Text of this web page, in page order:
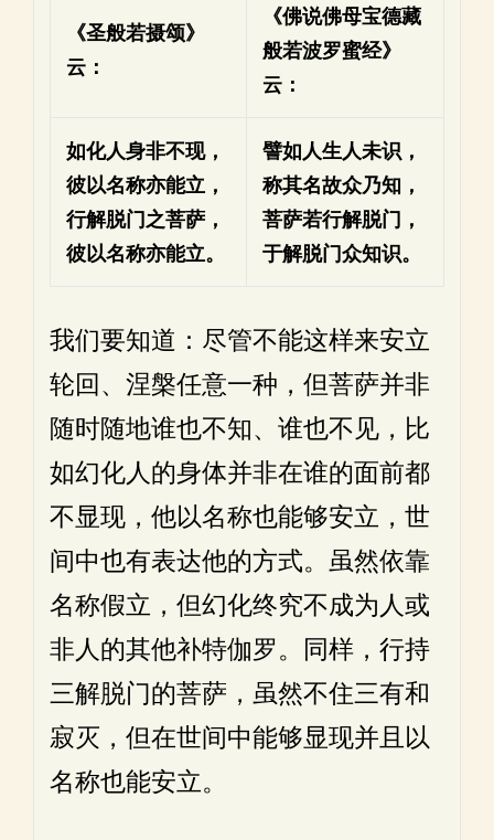
《圣般若摄颂》
云：
《佛说佛母宝德藏
般若波罗蜜经》
云：
如化人身非不现，
彼以名称亦能立，
行解脱门之菩萨，
彼以名称亦能立。
譬如人生人未识，
称其名故众乃知，
菩萨若行解脱门，
于解脱门众知识。
我们要知道：尽管不能这样来安立
轮回、涅槃任意一种，但菩萨并非
随时随地谁也不知、谁也不见，比
如幻化人的身体并非在谁的面前都
不显现，他以名称也能够安立，世
间中也有表达他的方式。虽然依靠
名称假立，但幻化终究不成为人或
非人的其他补特伽罗。同样，行持
三解脱门的菩萨，虽然不住三有和
寂灭，但在世间中能够显现并且以
名称也能安立。